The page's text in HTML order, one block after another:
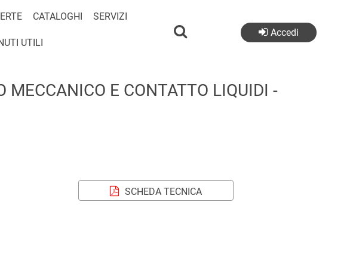
CATALOGHI SERVIZI
UTILI
Accedi
MECCANICO E CONTATTO LIQUIDI -
SCHEDA TECNICA